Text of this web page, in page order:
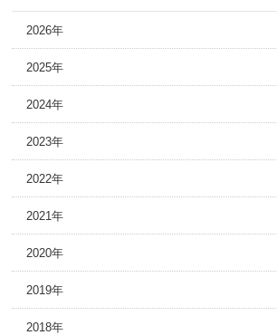
2026年
2025年
2024年
2023年
2022年
2021年
2020年
2019年
2018年